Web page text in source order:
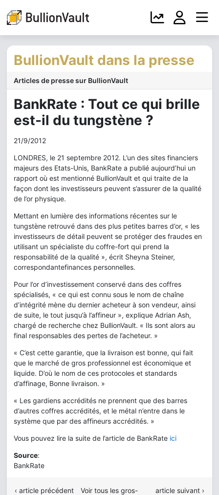
BullionVault dans la presse
Articles de presse sur BullionVault
BankRate : Tout ce qui brille
est-il du tungstène ?
21/9/2012
LONDRES, le 21 septembre 2012. L’un des sites financiers
majeurs des Etats-Unis, BankRate a publié aujourd’hui un
rapport où est mentionné BullionVault et qui traite de la
façon dont les investisseurs peuvent s’assurer de la qualité
de l’or physique.
Mettant en lumière des informations récentes sur le
tungstène retrouvé dans des plus petites barres d’or, « les
investisseurs de détail peuvent se protéger des fraudes en
utilisant un spécialiste du coffre-fort qui prend la
responsabilité de la qualité », écrit Sheyna Steiner,
correspondantefinances personnelles.
Pour l’or d’investissement conservé dans des coffres
spécialisés, « ce qui est connu sous le nom de chaîne
d’intégrité mène du dernier acheteur à son vendeur, ainsi
de suite, le tout jusqu’à l’affineur », explique Adrian Ash,
chargé de recherche chez BullionVault. « Ils sont alors au
final responsables des pertes de l’acheteur. »
« C’est cette garantie, que la livraison est bonne, qui fait
que le marché de gros professionnel est économique et
liquide. D’où le nom de ces protocoles et standards
d’affinage, Bonne livraison. »
« Les gardiens accrédités ne prennent que des barres
d’autres coffres accrédités, et le métal n’entre dans le
système que par des affineurs accrédités. »
Vous pouvez lire la suite de l’article de BankRate ici
Source:
BankRate
‹ article précédent
Voir tous les gros-
article suivant ›